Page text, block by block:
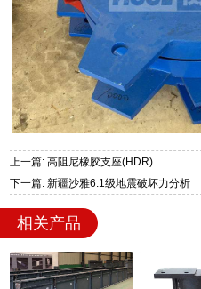
上一篇: 高阻尼橡胶支座(HDR)
下一篇: 新疆沙雅6.1级地震破坏力分析
相关产品